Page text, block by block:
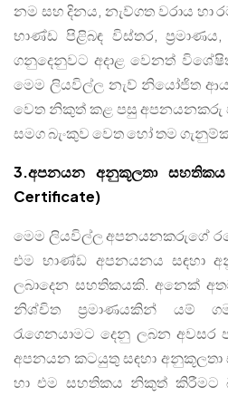
නම සහ දිනය, නැව්ගත වරාය හා
භාණ්ඩ පිළිබඳ විස්තර, ප්‍රමාණය,
ගනුදෙනුවට අදාළ වෙනත්
මෙම ලියවිල්ල නැව් නියෝජිත
වෙත නිකුත් කළ පසු
සමග බැංකුව වෙත හෝ තම
3.අපනයන අනුකූලතා සහතිකය
Certificate)
මෙම ලියවිල්ල අපනයනකරුගේ
එම භාණ්ඩ අපනයනය සඳහා
ලබාදෙන සහතිකයකි. අනෙක්
නිශ්චිත ප්‍රමාණයකින් යම්
රැගෙනයාමට දෙනු ලබන අවසර
අපනයන කටයුතු සඳහා
හා එම සහතිකය නිකුත් කිරීමට